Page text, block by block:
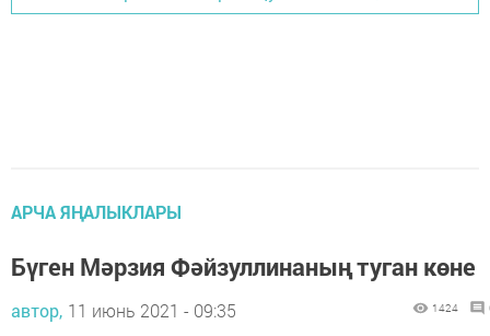
АРЧА ЯҢАЛЫКЛАРЫ
Бүген Мәрзия Фәйзуллинаның туган көне
автор, 11 июнь 2021 - 09:35 1424